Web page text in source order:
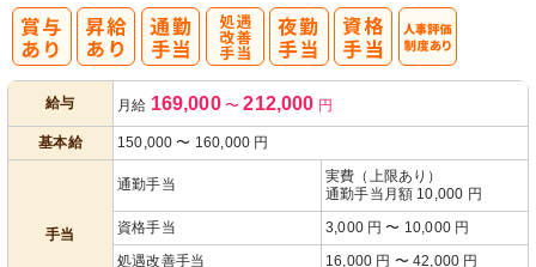
給与 月給 169,000 〜 212,000 円
基本給 150,000 〜 160,000 円
手当
通勤手当
実費（上限あり）
通勤手当月額 10,000 円
資格手当
3,000 円 〜 10,000 円
処遇改善手当
16,000 円 〜 42,000 円